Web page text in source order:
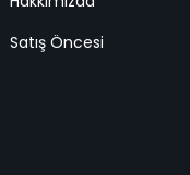
Satış Öncesi